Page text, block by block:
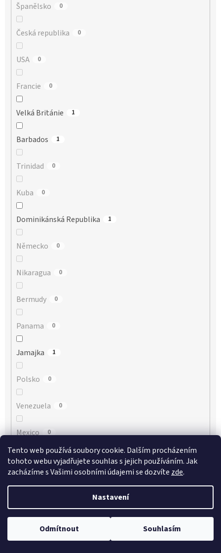
Tento web používá soubory cookie. Dalším procházením
tohoto webu vyjadřujete souhlas s jejich používáním. Jak
zacházíme s Vašimi osobními údajemi se dozvíte zde.
Nastavení
Odmítnout Souhlasím
Španělsko 0
Česká republika 0
USA 0
Francie 0
Velká Británie 1
Barbados 1
Trinidad 0
Kuba 0
Dominikánská Republika 1
Německo 0
Nikaragua 0
Bermudy 0
Panama 0
Jamajka 1
Polsko 0
Venezuela 0
Mexico 0
Guatemala 0
Filipíny 0
Kanada 0
Mauritius 0